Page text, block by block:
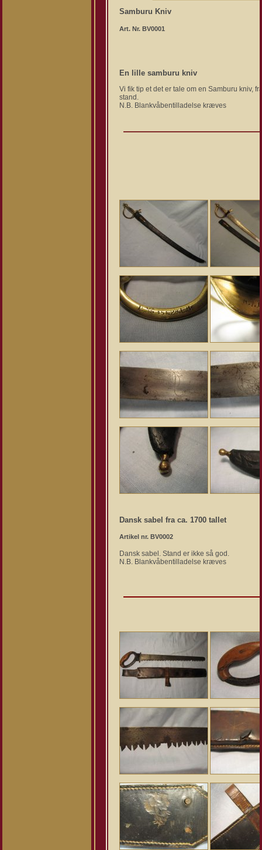
Samburu Kniv
Art. Nr. BV0001
En lille samburu kniv
Vi fik tip et det er tale om en Samburu kniv,
stand.
N.B. Blankvåbentilladelse kræves
Dansk sabel fra ca. 1700 tallet
Artikel nr. BV0002
Dansk sabel. Stand er ikke så god.
N.B. Blankvåbentilladelse kræves